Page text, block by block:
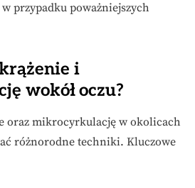
przypadku poważniejszych
i
wokół oczu?
oraz mikrocyrkulację w okolicach
różnorodne techniki. Kluczowe